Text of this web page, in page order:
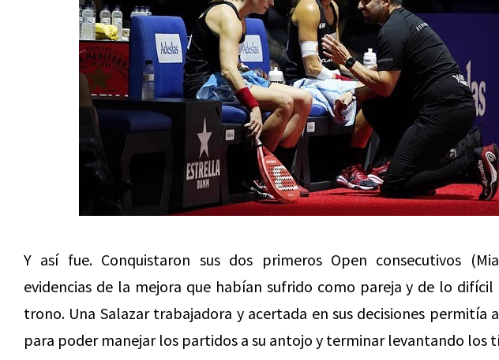
Y así fue. Conquistaron sus dos primeros Open consecutivos
evidencias de la mejora que habían sufrido como pareja y de lo
trono. Una Salazar trabajadora y acertada en sus decisiones permitía
para poder manejar los partidos a su antojo y terminar levantando los